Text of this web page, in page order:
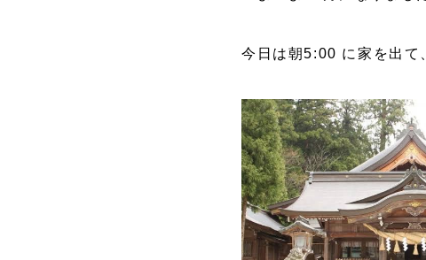
今日は朝5:00 に家を出て